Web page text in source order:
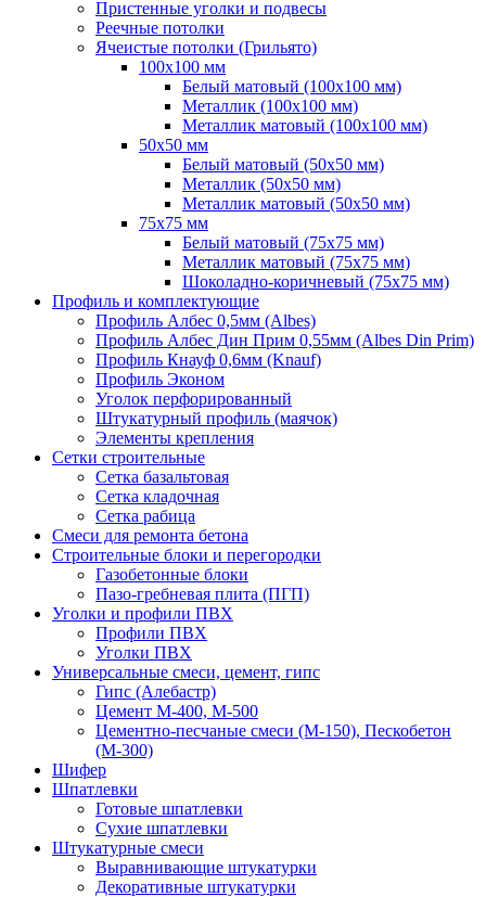
Пристенные уголки и подвесы
Реечные потолки
Ячеистые потолки (Грильято)
100х100 мм
Белый матовый (100х100 мм)
Металлик (100х100 мм)
Металлик матовый (100х100 мм)
50х50 мм
Белый матовый (50х50 мм)
Металлик (50х50 мм)
Металлик матовый (50х50 мм)
75х75 мм
Белый матовый (75х75 мм)
Металлик матовый (75х75 мм)
Шоколадно-коричневый (75х75 мм)
Профиль и комплектующие
Профиль Албес 0,5мм (Albes)
Профиль Албес Дин Прим 0,55мм (Albes Din Prim)
Профиль Кнауф 0,6мм (Knauf)
Профиль Эконом
Уголок перфорированный
Штукатурный профиль (маячок)
Элементы крепления
Сетки строительные
Сетка базальтовая
Сетка кладочная
Сетка рабица
Смеси для ремонта бетона
Строительные блоки и перегородки
Газобетонные блоки
Пазо-гребневая плита (ПГП)
Уголки и профили ПВХ
Профили ПВХ
Уголки ПВХ
Универсальные смеси, цемент, гипс
Гипс (Алебастр)
Цемент М-400, М-500
Цементно-песчаные смеси (М-150), Пескобетон
(М-300)
Шифер
Шпатлевки
Готовые шпатлевки
Сухие шпатлевки
Штукатурные смеси
Выравнивающие штукатурки
Декоративные штукатурки